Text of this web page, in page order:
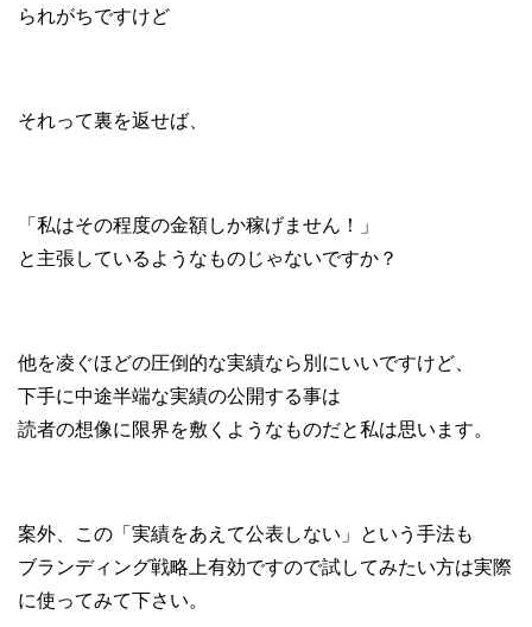
られがちですけど
それって裏を返せば、
「私はその程度の金額しか稼げません！」
と主張しているようなものじゃないですか？
他を凌ぐほどの圧倒的な実績なら別にいいですけど、
下手に中途半端な実績の公開する事は
読者の想像に限界を敷くようなものだと私は思います。
案外、この「実績をあえて公表しない」という手法も
ブランディング戦略上有効ですので試してみたい方は実際
に使ってみて下さい。